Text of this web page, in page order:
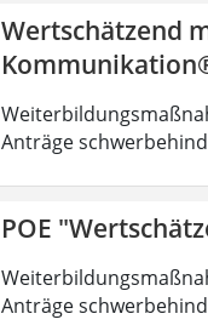
Wertschätzend
Anträge
POE
Anträge